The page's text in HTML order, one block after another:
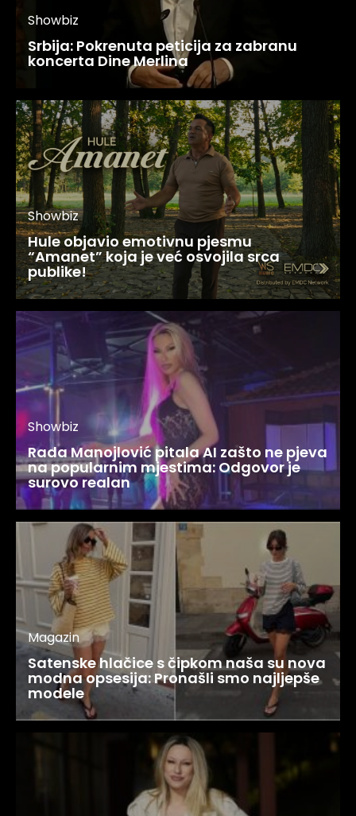
Showbiz
Srbija: Pokrenuta peticija za zabranu
koncerta Dine Merlina
Showbiz
Hule objavio emotivnu pjesmu
“Amanet” koja je već osvojila srca
publike!
Showbiz
Rada Manojlović pitala AI zašto ne pjeva
na popularnim mjestima: Odgovor je
surovo realan
Magazin
Satenske hlačice s čipkom naša su nova
modna opsesija: Pronašli smo najljepše
modele